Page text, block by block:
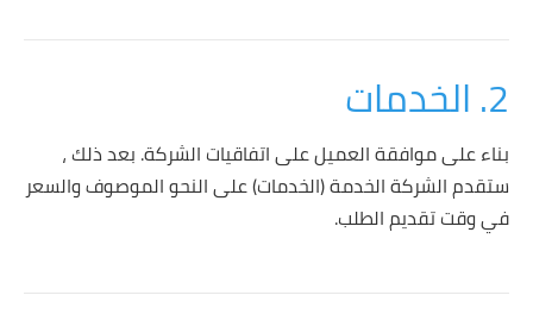
2. الخدمات
بناء على موافقة العميل على اتفاقيات الشركة. بعد ذلك ،
ستقدم الشركة الخدمة (الخدمات) على النحو الموصوف والسعر
في وقت تقديم الطلب.